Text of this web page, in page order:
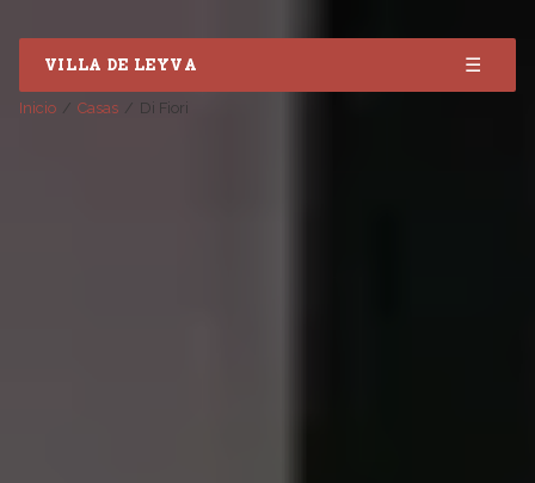
VILLA DE LEYVA ☰
Inicio Casas Di Fiori